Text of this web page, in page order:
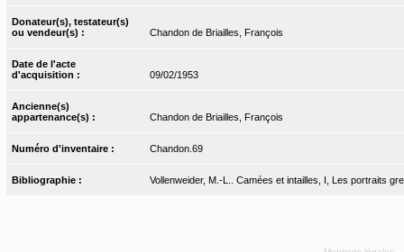
Donateur(s), testateur(s)
ou vendeur(s) :
Chandon de Briailles, François
Date de l'acte
d'acquisition :
09/02/1953
Ancienne(s)
appartenance(s) :
Chandon de Briailles, François
Numéro d'inventaire : Chandon.69
Bibliographie : Vollenweider, M.-L.. Camées et intailles, I, Les portraits